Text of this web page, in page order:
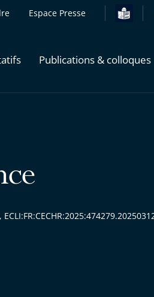
Espace Presse
Publications & colloques